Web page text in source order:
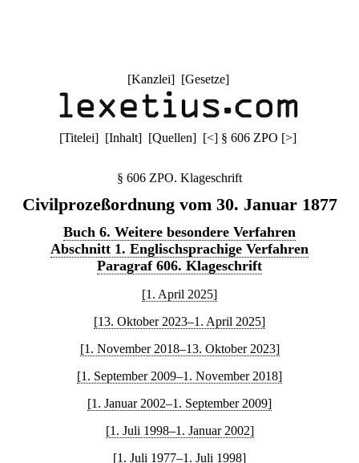
[Kanzlei] [Gesetze]
[Titelei] [Inhalt] [Quellen] [<] § 606 ZPO [>]
§ 606 ZPO. Klageschrift
Civilprozeßordnung vom 30. Januar 1877
Buch 6. Weitere besondere Verfahren
Abschnitt 1. Englischsprachige Verfahren
Paragraf 606. Klageschrift
[1. April 2025]
[13. Oktober 2023–1. April 2025]
[1. November 2018–13. Oktober 2023]
[1. September 2009–1. November 2018]
[1. Januar 2002–1. September 2009]
[1. Juli 1998–1. Januar 2002]
[1. Juli 1977–1. Juli 1998]